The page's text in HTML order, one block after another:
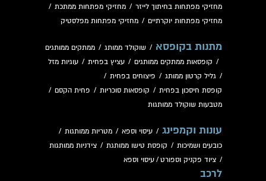
מחזיקי מפתחות בחיתוך לייזר / מחזיקי מפתחות ממתכת /
מחזיקי מפתחות יוקרתיים / מחזיקי מפתחות מפלסטיק
מתנות בקופסא / שוקולד ממותג / ממתקים ממותגים
/ קופסאות ממתקים ממותגים / עציץ בפחית / עוגיות מזל
/ גליל קרטון ממותג / פיצוחים בפחית /
קופסת חיסכון בפחית / קופסאות סוכריות / פחית הקסם /
מטבעות שוקולד ממותגות
עונות וקמפינג / עיסוי וספא / מטריות ממותגות /
כובעים ושמיכות / קופסת טישו ממותגת / צידניות ממותגות
/ ציוד פקניק וספורט / עיסוי וספא
לרכב